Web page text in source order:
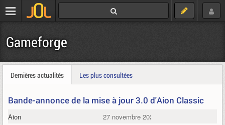
Gameforge
Dernières actualités Les plus consultées
Bande-annonce de la mise à jour 3.0 d'Aion Classic
Aion 27 novembre 2024